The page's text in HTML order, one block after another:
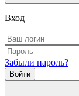
Вход
Забыли пароль?
Войти